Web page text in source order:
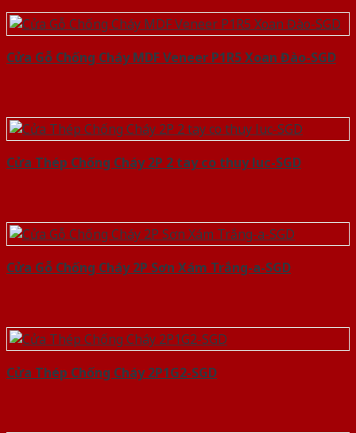
Cửa Gỗ Chống Cháy MDF Veneer P1R5 Xoan Đào-SGD
Cửa Thép Chống Cháy 2P 2 tay co thuy luc-SGD
Cửa Gỗ Chống Cháy 2P Sơn Xám Trắng-a-SGD
Cửa Thép Chống Cháy 2P1G2-SGD